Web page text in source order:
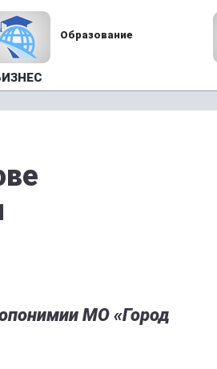
Образование
МО «Город